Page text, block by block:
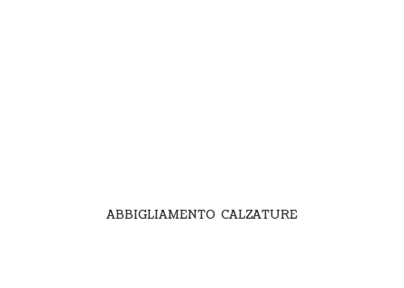
ABBIGLIAMENTO CALZATURE